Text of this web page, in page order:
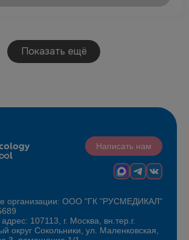
Показать ещё
Написать нам
организации: ООО "ГК "РУСМЕДИКАЛ"
107113, г. Москва, вн.тер.г.
округ Сокольники, ул. Маленковская,